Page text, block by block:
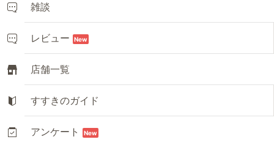
雑談
レビュー New
店舗一覧
すすきのガイド
アンケート New